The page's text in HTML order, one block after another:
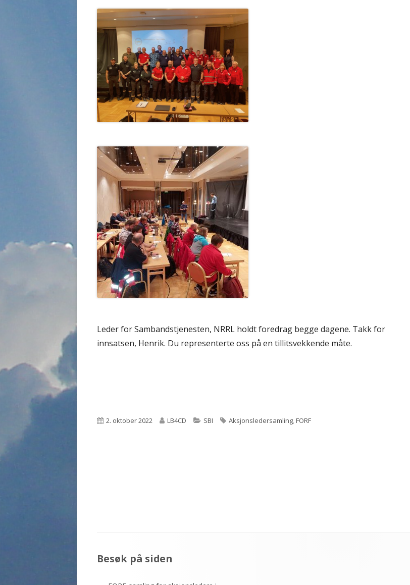
Leder for Sambandstjenesten, NRRL holdt foredrag begge dagene. Takk for
innsatsen, Henrik. Du representerte oss på en tillitsvekkende måte.
Publisert
2. oktober 2022 Forfatter
LB4CD Kategorier
SBI Stikkord
Aksjonsledersamling,FORF
Besøk på siden